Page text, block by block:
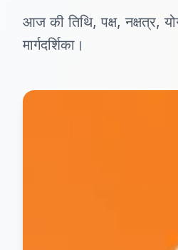
आज की तिथि, पक्ष, नक्षत्र,
मार्गदर्शिका।